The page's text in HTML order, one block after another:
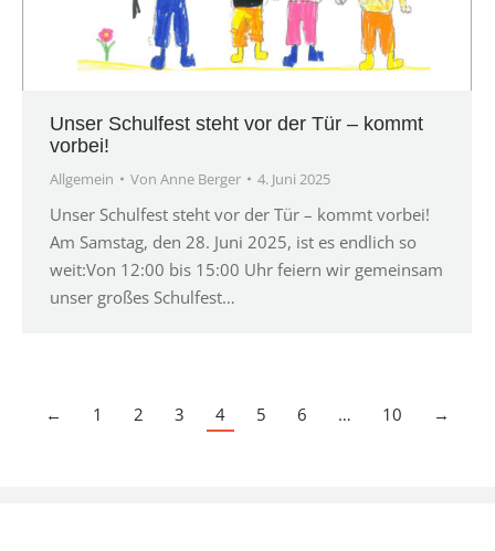
Unser Schulfest steht vor der Tür – kommt
vorbei!
Allgemein Von Anne Berger 4. Juni 2025
Unser Schulfest steht vor der Tür – kommt vorbei!
Am Samstag, den 28. Juni 2025, ist es endlich so
weit:Von 12:00 bis 15:00 Uhr feiern wir gemeinsam
unser großes Schulfest…
← 1 2 3 4 5 6 … 10 →